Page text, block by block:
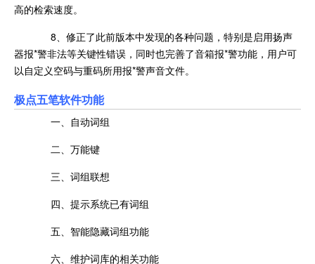
高的检索速度。
8、修正了此前版本中发现的各种问题，特别是启用扬声
器报*警非法等关键性错误，同时也完善了音箱报*警功能，用户可
以自定义空码与重码所用报*警声音文件。
极点五笔软件功能
一、自动词组
二、万能键
三、词组联想
四、提示系统已有词组
五、智能隐藏词组功能
六、维护词库的相关功能